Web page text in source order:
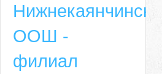
Нижнекаянчинская
ООШ -
филиал